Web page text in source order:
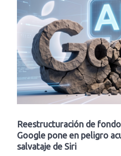
Reestructuración de
Google pone en peligro
salvataje de Siri